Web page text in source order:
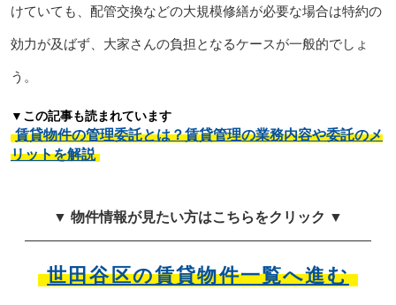
けていても、配管交換などの大規模修繕が必要な場合は特約の
効力が及ばず、大家さんの負担となるケースが一般的でしょ
う。
▼この記事も読まれています
賃貸物件の管理委託とは？賃貸管理の業務内容や委託のメ
リットを解説
▼ 物件情報が見たい方はこちらをクリック ▼
世田谷区の賃貸物件一覧へ進む